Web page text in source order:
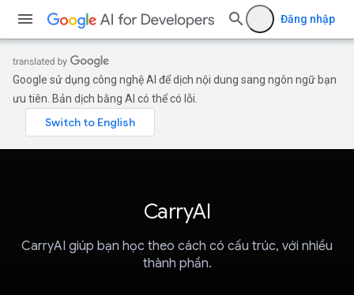
Đăng nhập
Google sử dụng công nghệ AI để dịch nội dung sang ngôn ngữ bạn
ưu tiên. Bản dịch bằng AI có thể có lỗi.
CarryAI
CarryAI giúp bạn học theo cách có cấu trúc, với nhiều
thành phần.